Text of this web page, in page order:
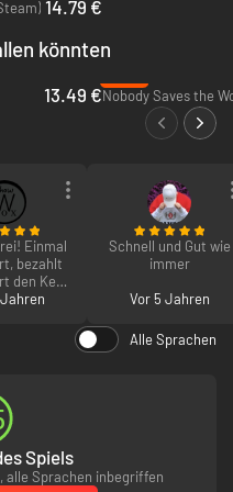
und schwelge in der
Dein Überleben ist
deiner Waffen, präzisem
guten Verständnis deiner
Feinde kämpfst, ist dir
14.79 €
könnten
13.49 €Nobody Saves the
Einmal
bezahlt
den Key
Schnell und Gut wie
immer
Vor 5 Jahren
Alle Sprachen
Spiels
alle Sprachen inbegriffen